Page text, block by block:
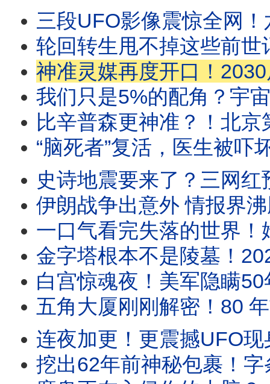
三段UFO影像震惊全网！六角史前飞船｜“四不像”变形金刚｜树
轮回转生甩不掉这些前世记忆！恐高偏要跳伞？
神准灵媒再度开口！2030后“这个大国”将不复
我们只是5%的配角？宇宙中最大、最恐怖的隐形力量
比辛普森更神准？！北京第一高楼遭神秘撞
“脑死者”复活，医生被吓坏了
史诗地震要来了？三网红预言家
伊朗战争出意外 情报界沸腾！美F15战机飞行
一口气看完失落的世界！姆大陆、小矮人世界、索
金字塔根本不是陵墓！2025雷达最新发现：它
白宫惊魂夜！美军隐瞒50年的UFO黑幕：当年被
五角大厦刚刚解密！80 年前坠
连夜加更！更震撼UFO现身美军基地敏感区 当众空中
挖出62年前神秘包裹！字条指定“买